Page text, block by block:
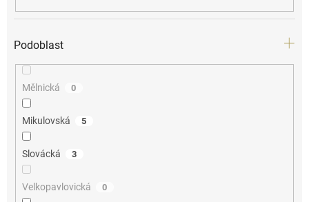
Podoblast
Mělnická 0
Mikulovská 5
Slovácká 3
Velkopavlovická 0